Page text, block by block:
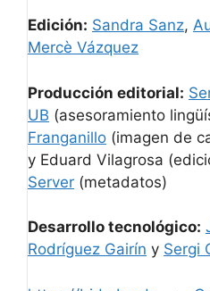
Edición: Sandra Sanz,
Mercè Vázquez
Producción editorial:
UB (asesoramiento
Franganillo (imagen de
y Eduard Vilagrosa
Server (metadatos)
Desarrollo tecnológico:
Rodríguez Gairín y Sergi